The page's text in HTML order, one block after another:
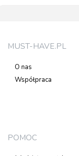
MUST-HAVE.PL
O nas
Współpraca
POMOC